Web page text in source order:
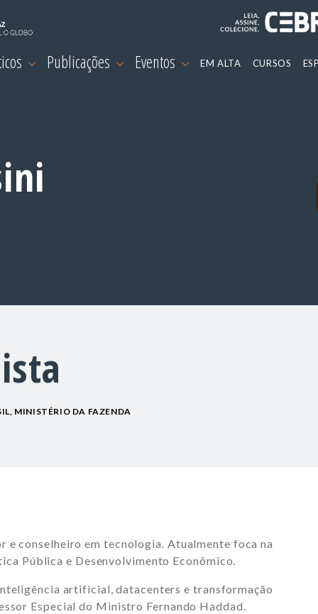
Publicações Eventos EM ALTA CURSOS
MINISTÉRIO DA FAZENDA
e conselheiro em tecnologia. Atualmente foca na
Pública e Desenvolvimento Econômico.
artificial, datacenters e transformação
Especial do Ministro Fernando Haddad.